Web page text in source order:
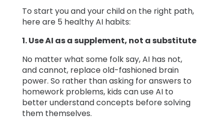
To start you and your child on the right path,
here are 5 healthy AI habits:
1. Use AI as a supplement, not a substitute
No matter what some folk say, AI has not,
and cannot, replace old-fashioned brain
power. So rather than asking for answers to
homework problems, kids can use AI to
better understand concepts before solving
them themselves.